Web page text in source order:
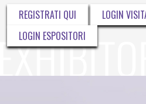
REGISTRATI QUI
LOGIN
LOGIN ESPOSITORI